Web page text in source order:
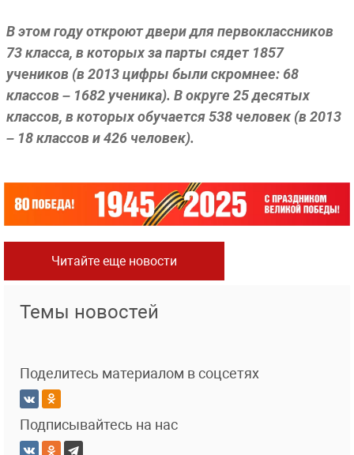
В этом году откроют двери для первоклассников
73 класса, в которых за парты сядет 1857
учеников (в 2013 цифры были скромнее: 68
классов – 1682 ученика). В округе 25 десятых
классов, в которых обучается 538 человек (в 2013
– 18 классов и 426 человек).
Читайте еще новости
Темы новостей
Поделитесь материалом в соцсетях
Подписывайтесь на нас